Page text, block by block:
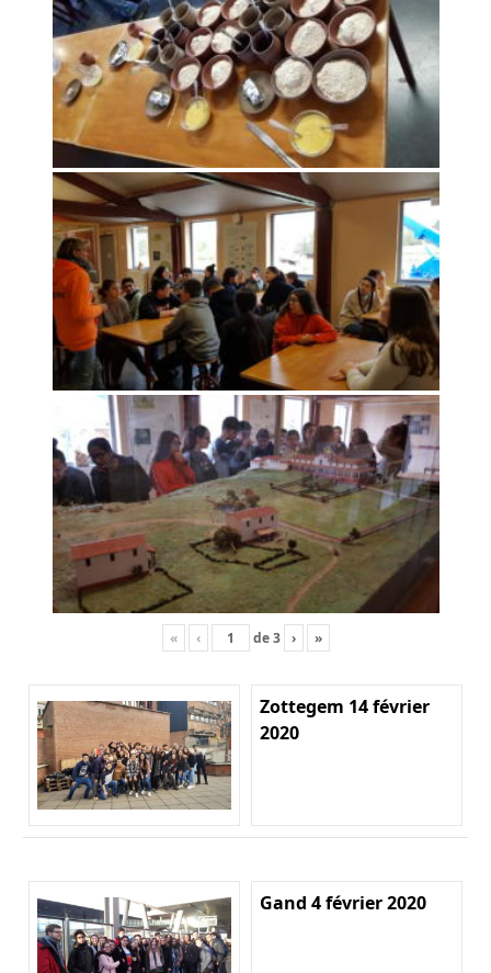
« ‹ de3 › »
Zottegem 14 février
2020
Gand 4 février 2020